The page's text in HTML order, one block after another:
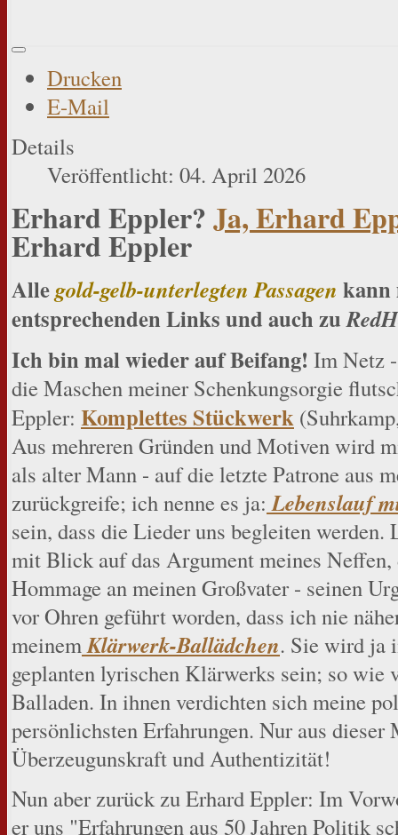
Drucken
E-Mail
Details
Veröffentlicht: 04. April 2026
Erhard Eppler?Ja, Erhard
Erhard Eppler
Allegold-gelb-unterlegten Passagen kann
entsprechenden Links und auch zu
Ich bin mal wieder auf Beifang! Im Netz
die Maschen meiner Schenkungsorgie
Eppler: Komplettes Stückwerk
Aus mehreren Gründen und Motiven wird
als alter Mann - auf die letzte Patrone aus
zurückgreife; ich nenne es ja: Lebenslauf
sein, dass die Lieder uns begleiten werden.
mit Blick auf das Argument meines
Hommage an meinen Großvater - seinen
vor Ohren geführt worden, dass ich nie
meinemKlärwerk-Ballädchen. Sie wird ja
geplanten lyrischen Klärwerks sein; so wie
Balladen. In ihnen verdichten sich meine
persönlichsten Erfahrungen. Nur aus
Überzeugunskraft und Authentizität!
Nun aber zurück zu Erhard Eppler: Im
er uns "Erfahrungen aus 50 Jahren Politik